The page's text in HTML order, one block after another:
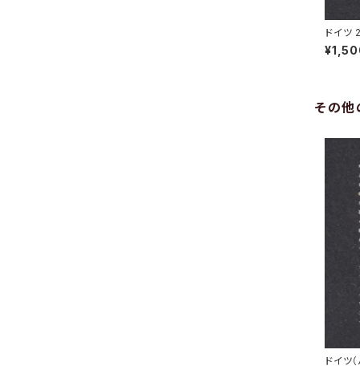
ドイ
GEN
その
ドイツ